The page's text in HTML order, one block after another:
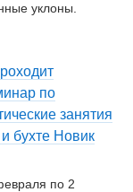
уклоны.
по
занятия
бухте Новик
по 2